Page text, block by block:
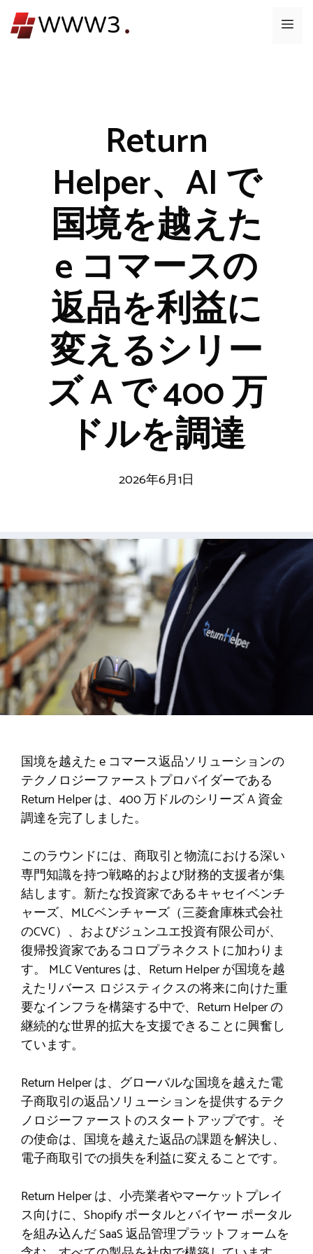
ン
メ
Return
Helper、AI で
国境を越えた
e コマースの
返品を利益に
変えるシリー
ズ A で 400 万
ドルを調達
2026年6月1日
国境を越えた e コマース返品ソリューションの
テクノロジーファーストプロバイダーである
Return Helper は、400 万ドルのシリーズ A 資金
調達を完了しました。
このラウンドには、商取引と物流における深い
専門知識を持つ戦略的および財務的支援者が集
結します。新たな投資家であるキャセイベンチ
ャーズ、MLCベンチャーズ（三菱倉庫株式会社
のCVC）、およびジュンユエ投資有限公司が、
復帰投資家であるコロプラネクストに加わりま
す。 MLC Ventures は、Return Helper が国境を越
えたリバース ロジスティクスの将来に向けた重
要なインフラを構築する中で、Return Helper の
継続的な世界的拡大を支援できることに興奮し
ています。
Return Helper は、グローバルな国境を越えた電
子商取引の返品ソリューションを提供するテク
ノロジーファーストのスタートアップです。そ
の使命は、国境を越えた返品の課題を解決し、
電子商取引での損失を利益に変えることです。
Return Helper は、小売業者やマーケットプレイ
ス向けに、Shopify ポータルとバイヤー ポータル
を組み込んだ SaaS 返品管理プラットフォームを